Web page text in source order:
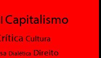
Capitalismo
Cultura
Dialética Direito